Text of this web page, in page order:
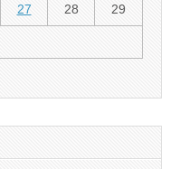
27 28 29